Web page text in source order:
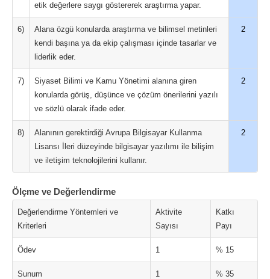
etik değerlere saygı göstererek araştırma yapar.
6)
Alana özgü konularda araştırma ve bilimsel metinleri
kendi başına ya da ekip çalışması içinde tasarlar ve
liderlik eder.
2
7)
Siyaset Bilimi ve Kamu Yönetimi alanına giren
konularda görüş, düşünce ve çözüm önerilerini yazılı
ve sözlü olarak ifade eder.
2
8)
Alanının gerektirdiği Avrupa Bilgisayar Kullanma
Lisansı İleri düzeyinde bilgisayar yazılımı ile bilişim
ve iletişim teknolojilerini kullanır.
2
Ölçme ve Değerlendirme
Değerlendirme Yöntemleri ve
Kriterleri
Aktivite
Sayısı
Katkı
Payı
Ödev 1 % 15
Sunum 1 % 35